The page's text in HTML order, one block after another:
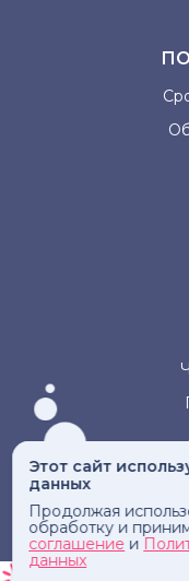
Этот сайт
данных
Продолжая
обработку и
соглашение и
данных
Информация,
использована для
лечения и